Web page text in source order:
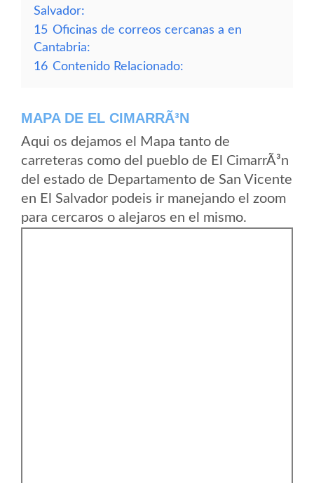
Salvador:
15 Oficinas de correos cercanas a en
Cantabria:
16 Contenido Relacionado:
MAPA DE EL CIMARRÃ³N
Aqui os dejamos el Mapa tanto de
carreteras como del pueblo de El CimarrÃ³n
del estado de Departamento de San Vicente
en El Salvador podeis ir manejando el zoom
para cercaros o alejaros en el mismo.